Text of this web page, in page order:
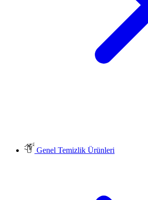
Genel Temizlik Ürünleri